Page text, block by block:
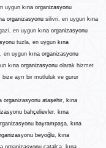
uygun kına organizasyonu
organizasyonu silivri, en uygun kına
en uygun kına organizasyonu
tuzla, en uygun kına
en uygun kına organizasyonu
kına organizasyonu olarak hizmet
bize ayrı bir mutluluk ve gurur
organizasyonu ataşehir, kına
bahçelievler, kına
bayrampaşa, kına
beyoğlu, kına